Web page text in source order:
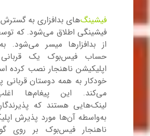
فیشینگهای بدافزاری به
فیشینگی اطلاق می‌شود. که
از بدافزارها میسر می‌شود.
حساب فیس‌بوک یک
اپلیکیشن ناهنجار نصب کرده
خودکار به همه دوستان قربانی
می‌کند. این پیغام‌ها
لینک‌هایی هستند که
به‌واسطه آن‌ها مورد پذیرش
ناهنجار فیس‌بوک بر روی